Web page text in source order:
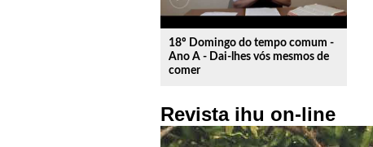
18º Domingo do tempo comum -
Ano A - Dai-lhes vós mesmos de
comer
Revista ihu on-line